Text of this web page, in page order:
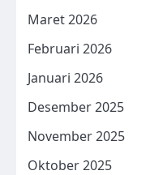
Maret 2026
Februari 2026
Januari 2026
Desember 2025
November 2025
Oktober 2025